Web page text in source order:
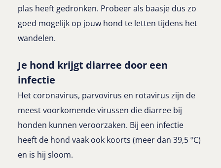
plas heeft gedronken. Probeer als baasje dus zo
goed mogelijk op jouw hond te letten tijdens het
wandelen.
Je hond krijgt diarree door een
infectie
Het coronavirus, parvovirus en rotavirus zijn de
meest voorkomende virussen die diarree bij
honden kunnen veroorzaken. Bij een infectie
heeft de hond vaak ook koorts (meer dan 39,5 ºC)
en is hij sloom.